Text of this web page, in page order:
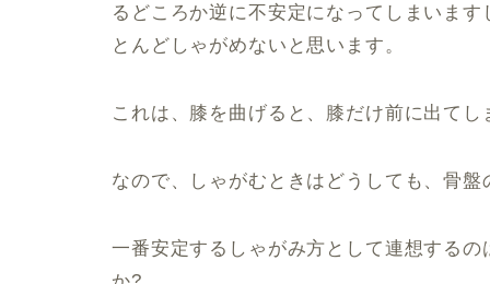
るどころか逆に不安定になってしまいます
とんどしゃがめないと思います。
これは、膝を曲げると、膝だけ前に出て
なので、しゃがむときはどうしても、骨
一番安定するしゃがみ方として連想する